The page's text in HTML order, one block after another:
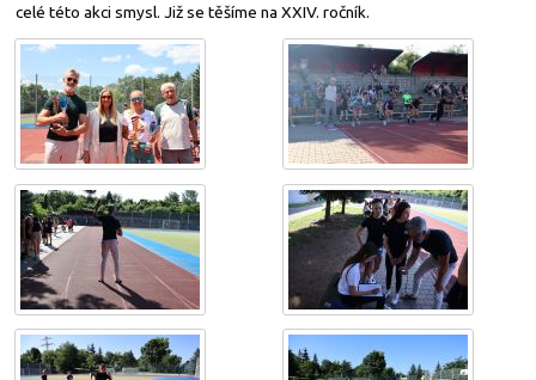
celé této akci smysl. Již se těšíme na XXIV. ročník.